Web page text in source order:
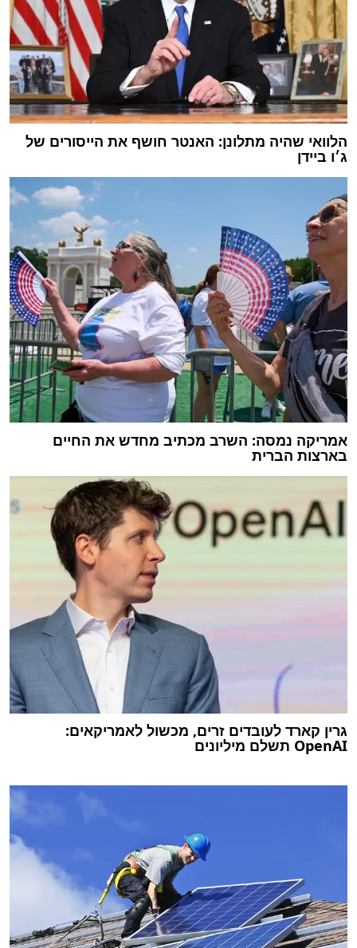
הלוואי שהיה מתלונן: האנטר חושף את הייסורים של
ג׳ו ביידן
אמריקה נמסה: השרב מכתיב מחדש את החיים
בארצות הברית
גרין קארד לעובדים זרים, מכשול לאמריקאים:
OpenAI תשלם מיליונים